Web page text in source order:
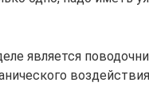
является